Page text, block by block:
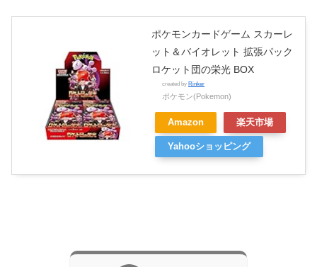
ポケモンカードゲーム スカーレ
ット＆バイオレット 拡張パック
ロケット団の栄光 BOX
created by Rinker
ポケモン(Pokemon)
Amazon 楽天市場
Yahooショッピング